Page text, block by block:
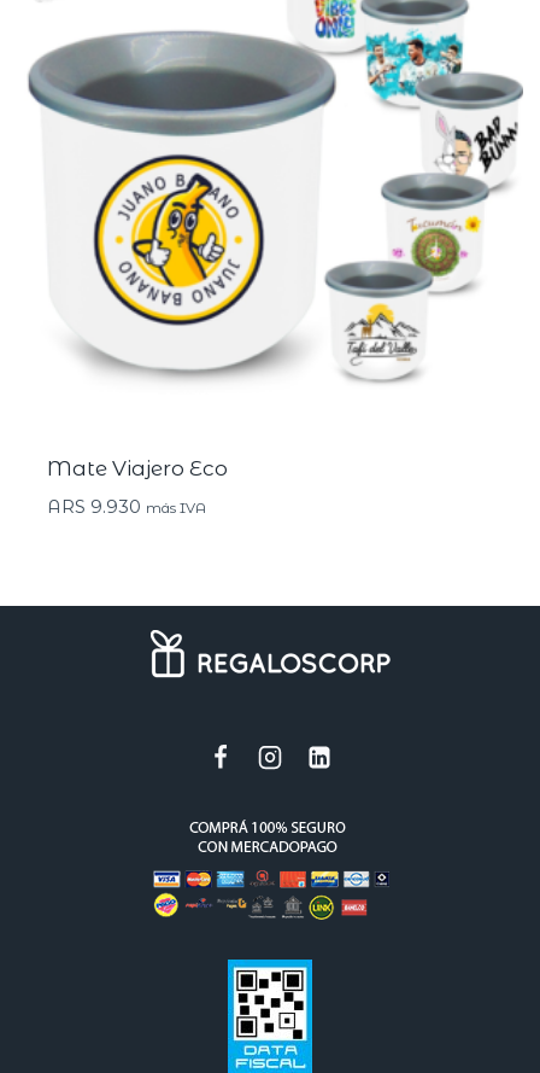
Mate Viajero Eco
ARS 9.930 más IVA